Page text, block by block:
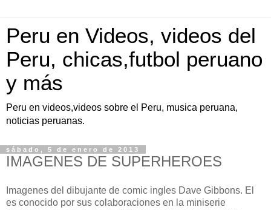
Peru en Videos, videos del
Peru, chicas,futbol peruano
y más
Peru en videos,videos sobre el Peru, musica peruana,
noticias peruanas.
sábado, 5 de enero de 2013
IMAGENES DE SUPERHEROES
Imagenes del dibujante de comic ingles Dave Gibbons. El
es conocido por sus colaboraciones en la miniserie